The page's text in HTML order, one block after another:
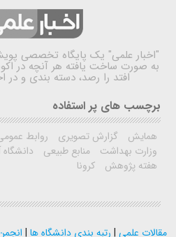
"اخبار علمی" یک پایگاه تخصصی
به صورت ساخت یافته هر آنچه در
افتد را رصد، دسته بندی و در
برچسب های پر استفاده
همایش گزارش تصویری روابط
وزارت بهداشت
منابع طبیعی دانشگاه
هفته پژوهش
کرونا
مقالات علمی | رتبه بندی دانشگاه ها |